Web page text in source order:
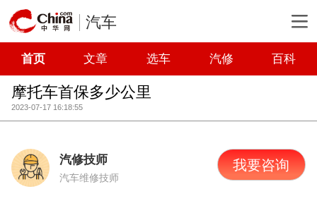
汽车
首页 文章 选车 汽修 百科
摩托车首保多少公里
2023-07-17 16:18:55
汽修技师
汽车维修技师
我要咨询